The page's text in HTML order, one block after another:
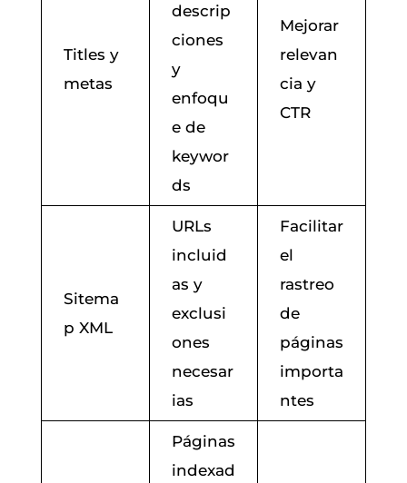
Titles y
metas
descrip
ciones
y
enfoqu
e de
keywor
ds
Mejorar
relevan
cia y
CTR
Sitema
p XML
URLs
incluid
as y
exclusi
ones
necesar
ias
Facilitar
el
rastreo
de
páginas
importa
ntes
Páginas
indexad